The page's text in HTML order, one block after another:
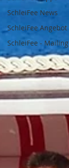
SchleiFee News
SchleiFee Angebot
SchleiFee - Mailing